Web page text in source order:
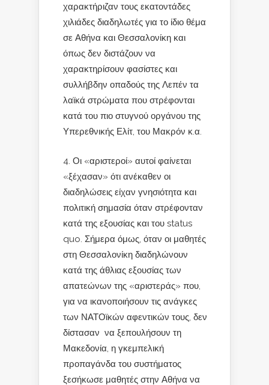
χαρακτήριζαν τους εκατοντάδες
χιλιάδες διαδηλωτές για το ίδιο θέμα
σε Αθήνα και Θεσσαλονίκη και
όπως δεν διστάζουν να
χαρακτηρίσουν φασίστες και
συλλήβδην οπαδούς της Λεπέν τα
λαϊκά στρώματα που στρέφονται
κατά του πιο στυγνού οργάνου της
Υπερεθνικής Ελίτ, του Μακρόν κ.α.
Οι «αριστεροί» αυτοί φαίνεται
«ξέχασαν» ότι ανέκαθεν οι
διαδηλώσεις είχαν γνησιότητα και
πολιτική σημασία όταν στρέφονταν
κατά της εξουσίας και του status
quo. Σήμερα όμως, όταν οι μαθητές
στη Θεσσαλονίκη διαδηλώνουν
κατά της άθλιας εξουσίας των
απατεώνων της «αριστεράς» που,
για να ικανοποιήσουν τις ανάγκες
των ΝΑΤΟϊκών αφεντικών τους, δεν
δίστασαν να ξεπουλήσουν τη
Μακεδονία, η γκεμπελική
προπαγάνδα του συστήματος
ξεσήκωσε μαθητές στην Αθήνα να